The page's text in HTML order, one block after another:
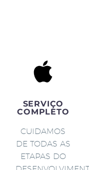
SERVIÇO
COMPLETO
CUIDAMOS
DE TODAS AS
ETAPAS DO